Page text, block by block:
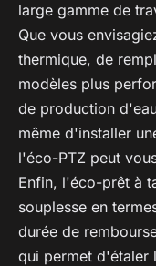
large gamme de
Que vous
thermique, de
modèles plus
de production
même d'installer
l'éco-PTZ peut
Enfin, l'éco-prêt à
souplesse en
durée de
qui permet d'étaler